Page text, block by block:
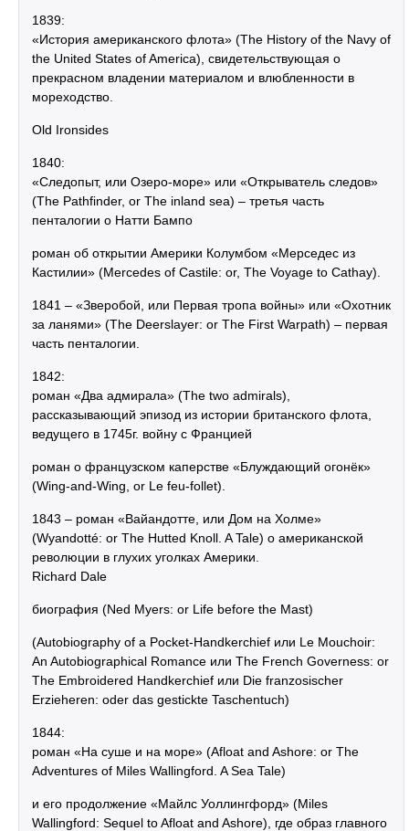
1839:
«История американского флота» (The History of the Navy of
the United States of America), свидетельствующая о
прекрасном владении материалом и влюбленности в
мореходство.
Old Ironsides
1840:
«Следопыт, или Озеро-море» или «Открыватель следов»
(The Pathfinder, or The inland sea) – третья часть
пенталогии о Натти Бампо
роман об открытии Америки Колумбом «Мерседес из
Кастилии» (Mercedes of Castile: or, The Voyage to Cathay).
1841 – «Зверобой, или Первая тропа войны» или «Охотник
за ланями» (The Deerslayer: or The First Warpath) – первая
часть пенталогии.
1842:
роман «Два адмирала» (The two admirals),
рассказывающий эпизод из истории британского флота,
ведущего в 1745г. войну с Францией
роман о французском каперстве «Блуждающий огонёк»
(Wing-and-Wing, or Le feu-follet).
1843 – роман «Вайандотте, или Дом на Холме»
(Wyandotté: or The Hutted Knoll. A Tale) о американской
революции в глухих уголках Америки.
Richard Dale
биография (Ned Myers: or Life before the Mast)
(Autobiography of a Pocket-Handkerchief или Le Mouchoir:
An Autobiographical Romance или The French Governess: or
The Embroidered Handkerchief или Die franzosischer
Erzieheren: oder das gestickte Taschentuch)
1844:
роман «На суше и на море» (Afloat and Ashore: or The
Adventures of Miles Wallingford. A Sea Tale)
и его продолжение «Майлс Уоллингфорд» (Miles
Wallingford: Sequel to Afloat and Ashore), где образ главного